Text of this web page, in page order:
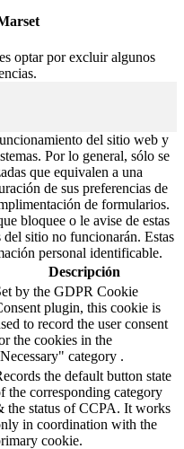
optar por excluir algunos
del sitio web y
Por lo general, sólo se
que equivalen a una
de sus preferencias de
de formularios.
bloquee o le avise de estas
del sitio no funcionarán. Estas
personal identificable.
Descripción
by the GDPR Cookie
plugin, this cookie is
to record the user consent
the cookies in the
category .
the default button state
the corresponding category
the status of CCPA. It works
in coordination with the
cookie.